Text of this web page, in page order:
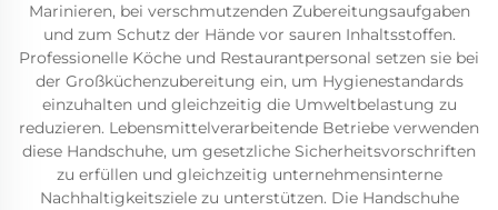
Marinieren, bei verschmutzenden Zubereitungsaufgaben
und zum Schutz der Hände vor sauren Inhaltsstoffen.
Professionelle Köche und Restaurantpersonal setzen sie bei
der Großküchenzubereitung ein, um Hygienestandards
einzuhalten und gleichzeitig die Umweltbelastung zu
reduzieren. Lebensmittelverarbeitende Betriebe verwenden
diese Handschuhe, um gesetzliche Sicherheitsvorschriften
zu erfüllen und gleichzeitig unternehmensinterne
Nachhaltigkeitsziele zu unterstützen. Die Handschuhe